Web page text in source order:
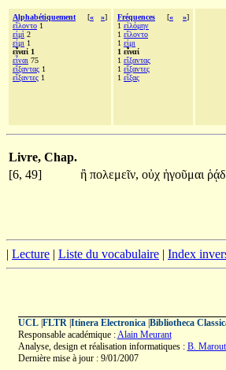
Alphabétiquement [« »]
εἵλοντο 1
εἰμὶ 2
εἰμι 1
εἶναί 1
εἶναι 75
εἴξαντας 1
εἴξαντες 1
Fréquences [« »]
1 εἱλόμην
1 εἵλοντο
1 εἰμι
1 εἶναί
1 εἴξαντας
1 εἴξαντες
1 εἴξας
Livre, Chap.
[6, 49]
ἢ πολεμεῖν, οὐχ ἡγοῦμαι
| Lecture | Liste du vocabulaire | Index
UCL| FLTR| Itinera Electronica| Bibliotheca
Responsable académique :Alain Meurant
Analyse, design et réalisation informatiques : B.
Dernière mise à jour : 9/01/2007